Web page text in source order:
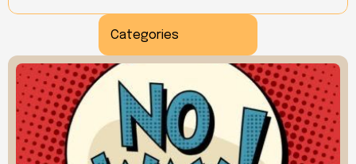
Categories